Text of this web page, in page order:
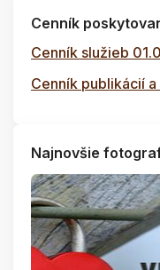
Cenník
Cenník služieb
Cenník publikácií
Najnovšie